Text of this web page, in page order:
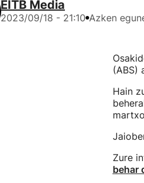
EITB Media
2023/09/18 - 21:10 Azken
(ABS)
Hain
Zure
behar